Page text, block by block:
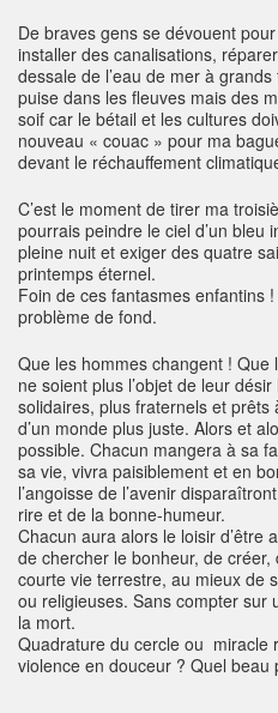
De braves gens se dévouent
installer des canalisations,
dessale de l’eau de mer à
puise dans les fleuves mais des
soif car le bétail et les cultures
nouveau « couac » pour ma
devant le réchauffement
C’est le moment de tirer ma
pourrais peindre le ciel d’un bleu
pleine nuit et exiger des quatre
printemps éternel.
Foin de ces fantasmes enfantins
problème de fond.
Que les hommes changent ! Que
ne soient plus l’objet de leur
solidaires, plus fraternels et prêts
d’un monde plus juste. Alors et
possible. Chacun mangera à sa
sa vie, vivra paisiblement et en
l’angoisse de l’avenir
rire et de la bonne-humeur.
Chacun aura alors le loisir d’être
de chercher le bonheur, de
courte vie terrestre, au mieux de
ou religieuses. Sans compter sur
la mort.
Quadrature du cercle ou miracle
violence en douceur ? Quel beau